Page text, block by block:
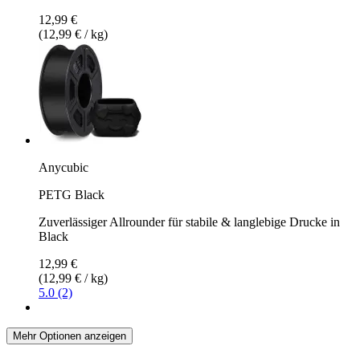
12,99 €
(12,99 € / kg)
Anycubic
PETG Black
Zuverlässiger Allrounder für stabile & langlebige Drucke in
Black
12,99 €
(12,99 € / kg)
5.0 (2)
Mehr Optionen anzeigen